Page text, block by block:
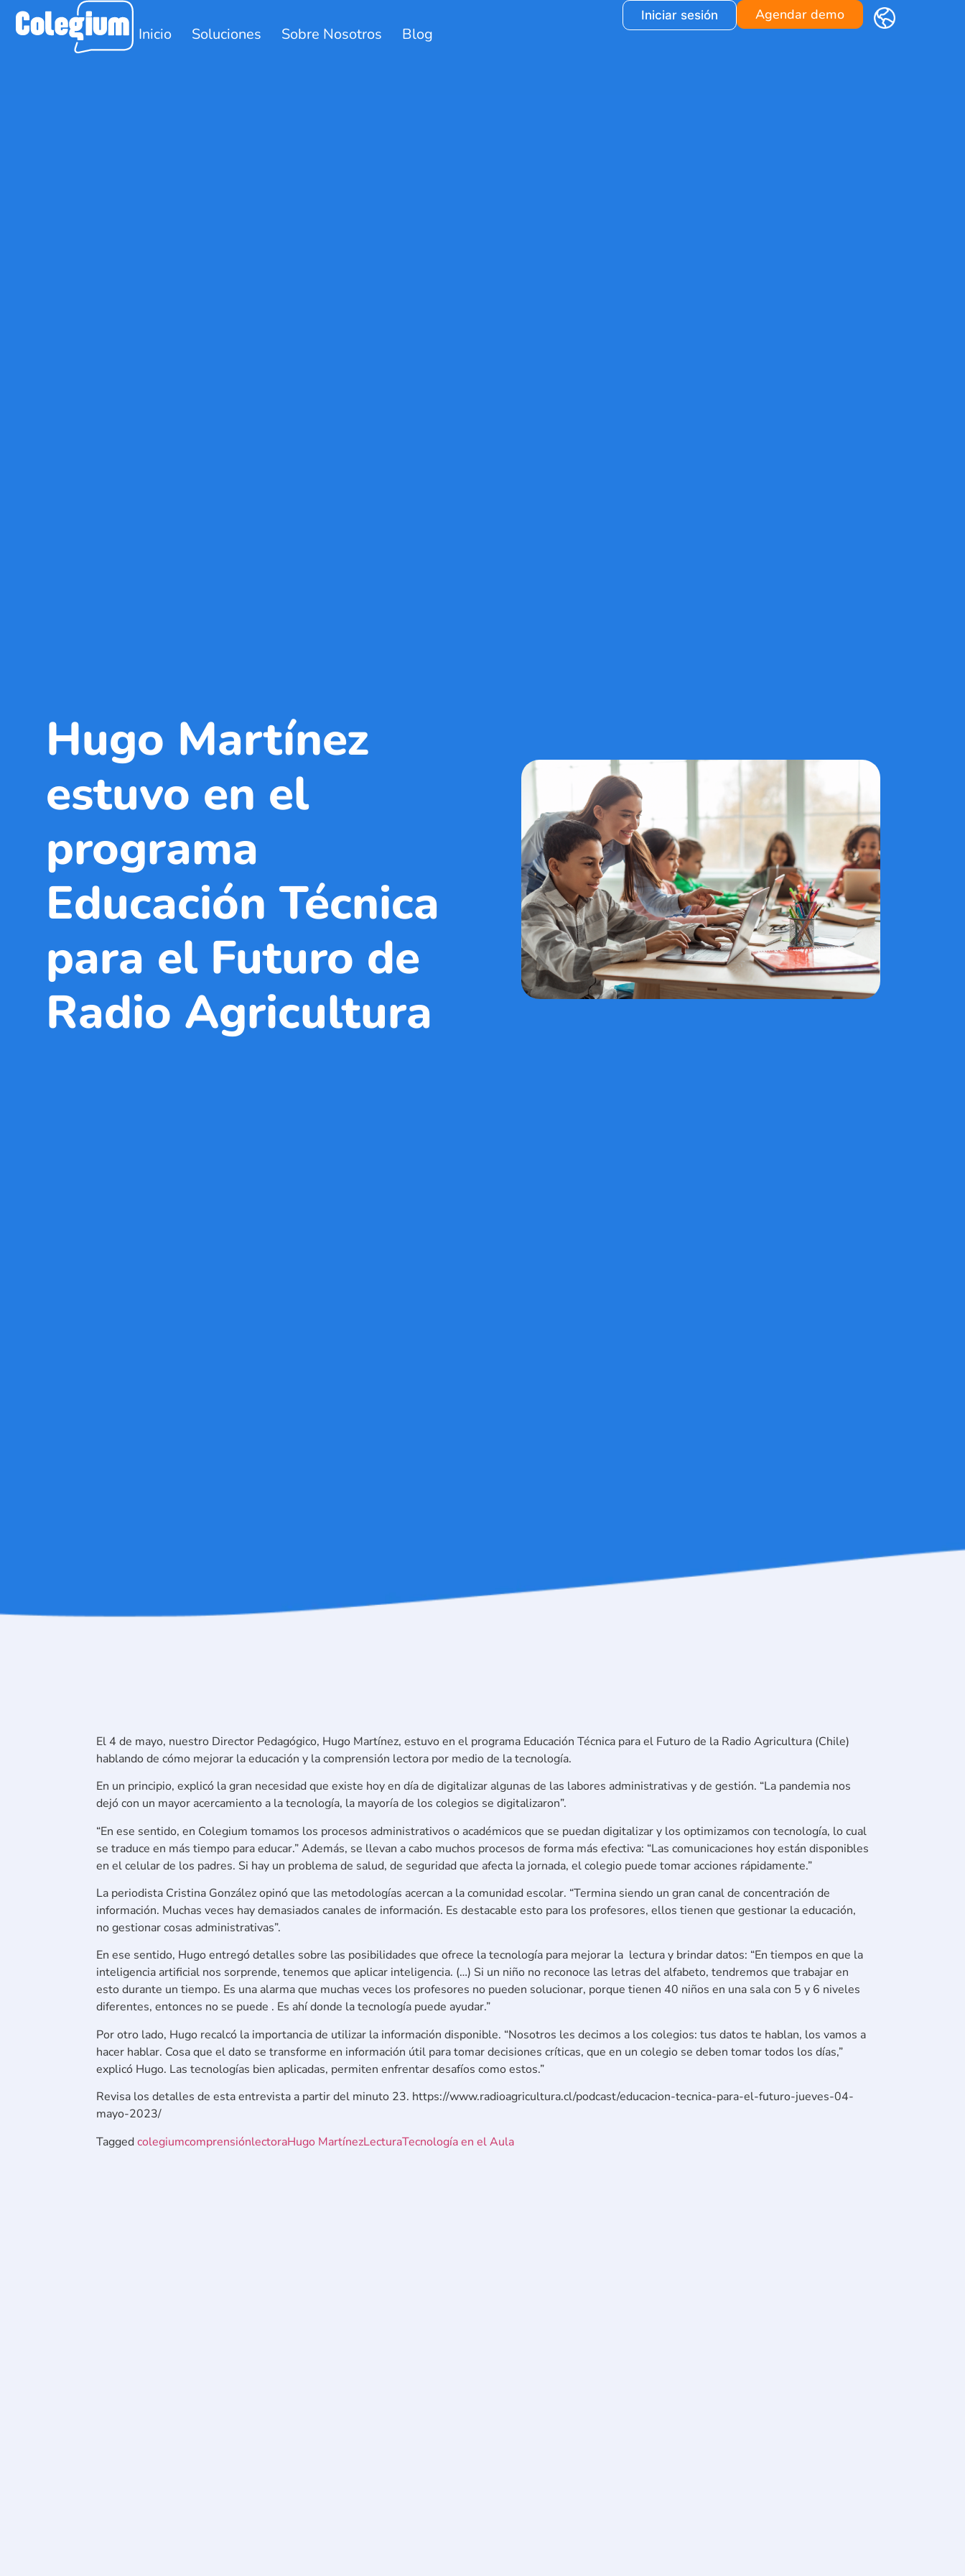
Inicio Soluciones Sobre Nosotros Blog
Iniciar sesión Agendar demo
Hugo Martínez
estuvo en el
programa
Educación Técnica
para el Futuro de
Radio Agricultura
El 4 de mayo, nuestro Director Pedagógico, Hugo Martínez, estuvo en el programa Educación Técnica para el Futuro de la Radio Agricultura (Chile)
hablando de cómo mejorar la educación y la comprensión lectora por medio de la tecnología.
En un principio, explicó la gran necesidad que existe hoy en día de digitalizar algunas de las labores administrativas y de gestión. “La pandemia nos
dejó con un mayor acercamiento a la tecnología, la mayoría de los colegios se digitalizaron”.
“En ese sentido, en Colegium tomamos los procesos administrativos o académicos que se puedan digitalizar y los optimizamos con tecnología, lo cual
se traduce en más tiempo para educar.” Además, se llevan a cabo muchos procesos de forma más efectiva: “Las comunicaciones hoy están disponibles
en el celular de los padres. Si hay un problema de salud, de seguridad que afecta la jornada, el colegio puede tomar acciones rápidamente.”
La periodista Cristina González opinó que las metodologías acercan a la comunidad escolar. “Termina siendo un gran canal de concentración de
información. Muchas veces hay demasiados canales de información. Es destacable esto para los profesores, ellos tienen que gestionar la educación,
no gestionar cosas administrativas”.
En ese sentido, Hugo entregó detalles sobre las posibilidades que ofrece la tecnología para mejorar la lectura y brindar datos: “En tiempos en que la
inteligencia artificial nos sorprende, tenemos que aplicar inteligencia. (…) Si un niño no reconoce las letras del alfabeto, tendremos que trabajar en
esto durante un tiempo. Es una alarma que muchas veces los profesores no pueden solucionar, porque tienen 40 niños en una sala con 5 y 6 niveles
diferentes, entonces no se puede . Es ahí donde la tecnología puede ayudar.”
Por otro lado, Hugo recalcó la importancia de utilizar la información disponible. “Nosotros les decimos a los colegios: tus datos te hablan, los vamos a
hacer hablar. Cosa que el dato se transforme en información útil para tomar decisiones críticas, que en un colegio se deben tomar todos los días,”
explicó Hugo. Las tecnologías bien aplicadas, permiten enfrentar desafíos como estos.”
Revisa los detalles de esta entrevista a partir del minuto 23. https://www.radioagricultura.cl/podcast/educacion-tecnica-para-el-futuro-jueves-04-
mayo-2023/
TaggedcolegiumcomprensiónlectoraHugo MartínezLecturaTecnología en el Aula